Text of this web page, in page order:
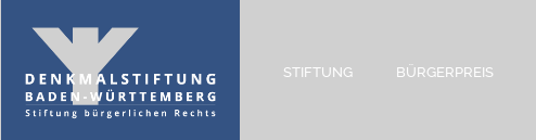
STIFTUNG BÜRGERPREIS
Gaube